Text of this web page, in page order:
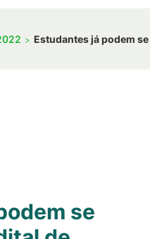
Estudantes já podem
se